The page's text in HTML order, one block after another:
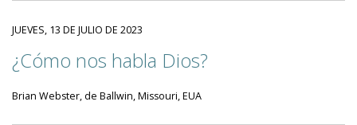
JUEVES, 13 DE JULIO DE 2023
¿Cómo nos habla Dios?
Brian Webster, de Ballwin, Missouri, EUA